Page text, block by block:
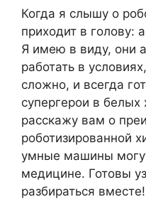
Когда я слышу о
приходит в голову:
Я имею в виду, они
работать в
сложно, и всегда
супергерои в белых
расскажу вам о
роботизированной
умные машины
медицине. Готовы
разбираться вместе!